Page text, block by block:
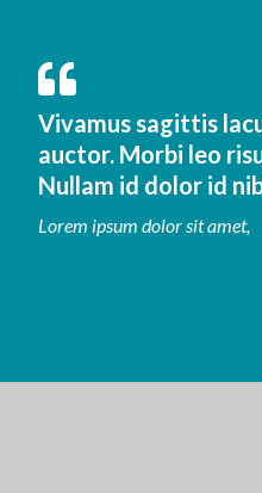
Vivamus sagittis
auctor. Morbi leo
Nullam id dolor id
Lorem ipsum dolor sit amet,